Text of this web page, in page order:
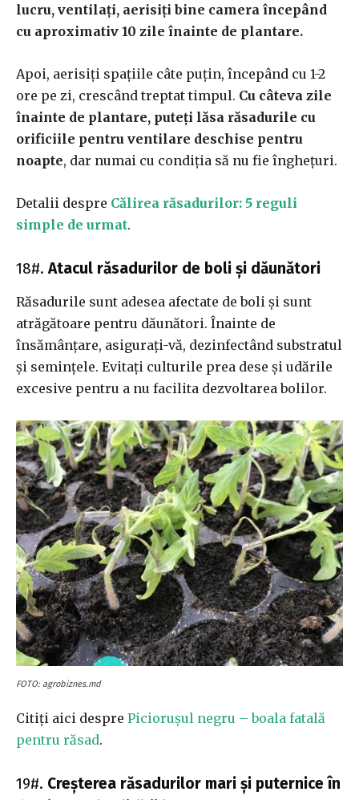
lucru, ventilați, aerisiți bine camera începând
cu aproximativ 10 zile înainte de plantare.
Apoi, aerisiți spațiile câte puțin, începând cu 1-2
ore pe zi, crescând treptat timpul. Cu câteva zile
înainte de plantare, puteți lăsa răsadurile cu
orificiile pentru ventilare deschise pentru
noapte, dar numai cu condiția să nu fie înghețuri.
Detalii despre Călirea răsadurilor: 5 reguli
simple de urmat.
18#. Atacul răsadurilor de boli și dăunători
Răsadurile sunt adesea afectate de boli și sunt
atrăgătoare pentru dăunători. Înainte de
însămânțare, asigurați-vă, dezinfectând substratul
și semințele. Evitați culturile prea dese și udările
excesive pentru a nu facilita dezvoltarea bolilor.
FOTO: agrobiznes.md
Citiți aici despre Piciorușul negru – boala fatală
pentru răsad.
19#. Creșterea răsadurilor mari și puternice în